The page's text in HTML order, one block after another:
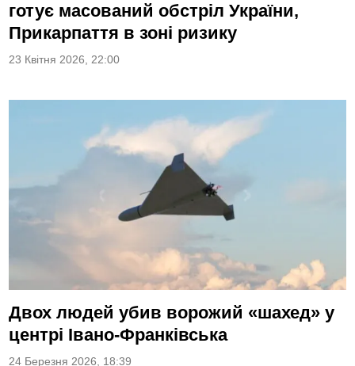
готує масований обстріл України,
Прикарпаття в зоні ризику
23 Квітня 2026, 22:00
Двох людей убив ворожий «шахед» у
центрі Івано-Франківська
24 Березня 2026, 18:39